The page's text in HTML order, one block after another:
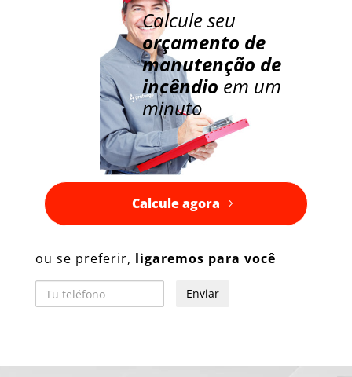
Calcule seu
orçamento de
manutenção de
incêndio em um
minuto
Calcule agora
ou se preferir, ligaremos para você
Tu teléfono